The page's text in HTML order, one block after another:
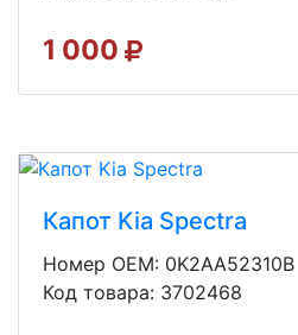
1 000
Капот Kia Spectra
Номер OEM: 0K2AA52310B
Код товара: 3702468